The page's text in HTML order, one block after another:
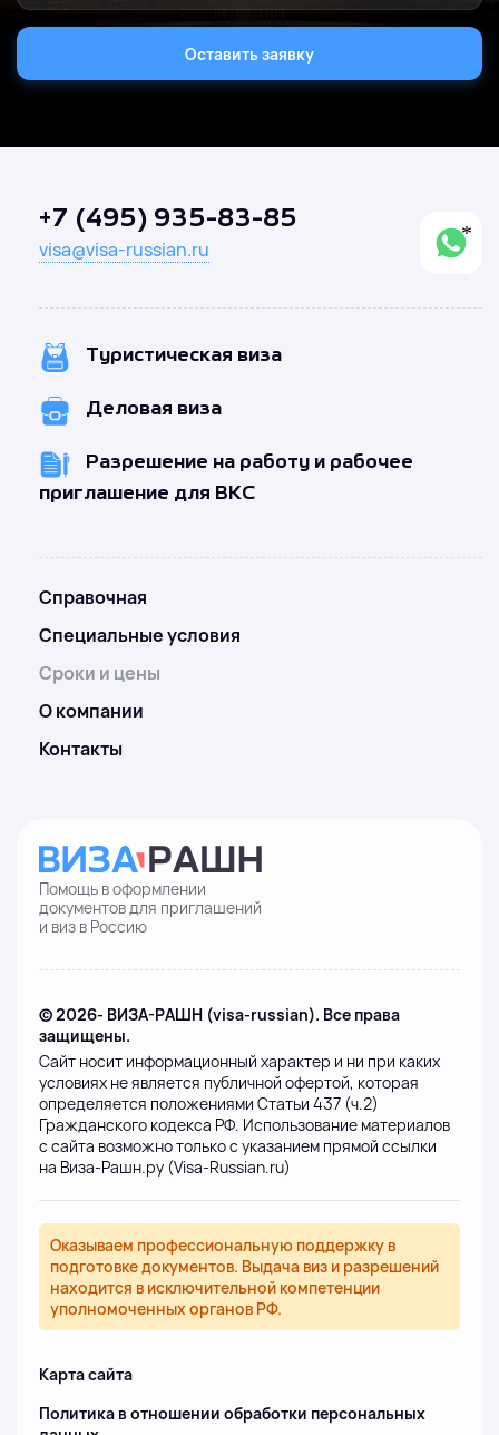
Оставить заявку
+7 (495) 935-83-85
visa@visa-russian.ru
Туристическая виза
Деловая виза
Разрешение на работу и рабочее
приглашение для ВКС
Справочная
Специальные условия
Сроки и цены
О компании
Контакты
Помощь в оформлении
документов для приглашений
и виз в Россию
© 2026- ВИЗА-РАШН (visa-russian). Все права
защищены.
Сайт носит информационный характер и ни при каких
условиях не является публичной офертой, которая
определяется положениями Статьи 437 (ч.2)
Гражданского кодекса РФ. Использование материалов
с сайта возможно только с указанием прямой ссылки
на Виза-Рашн.ру (Visa-Russian.ru)
Оказываем профессиональную поддержку в
подготовке документов. Выдача виз и разрешений
находится в исключительной компетенции
уполномоченных органов РФ.
Карта сайта
Политика в отношении обработки персональных